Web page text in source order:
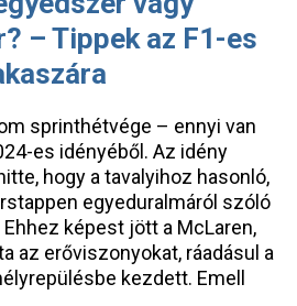
– Tippek az F1-es
sprinthétvége – ennyi van
es idényéből. Az idény
hogy a tavalyihoz hasonló,
egyeduralmáról szóló
képest jött a McLaren,
az erőviszonyokat, ráadásul a
kezdett. Emell